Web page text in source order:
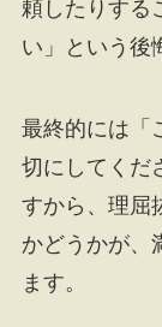
頼したりする
い」という後
最終的には「
切にしてくだ
すから、理屈
かどうかが、
ます。